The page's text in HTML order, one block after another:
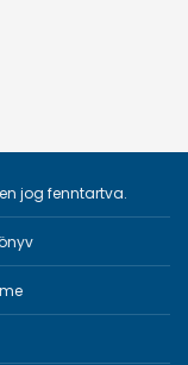
jog fenntartva.